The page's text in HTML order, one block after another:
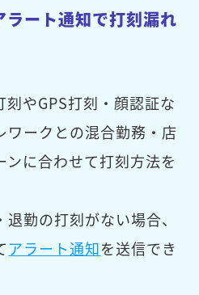
ート通知で打刻漏れ
やGPS打刻・顔認証な
ワークとの混合勤務・店
に合わせて打刻方法を
勤の打刻がない場合、
アラート通知を送信でき